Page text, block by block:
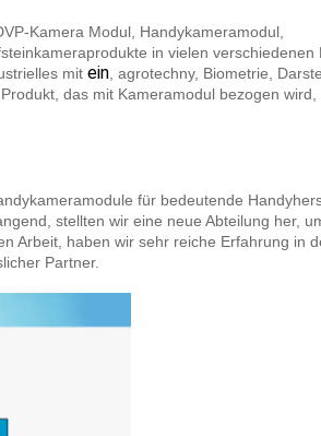
Kamera Modul, Handykameramodul,
in vielen verschiedenen
mit ein , agrotechny, Biometrie,
das mit Kameramodul bezogen wird,
für bedeutende
stellten wir eine neue Abteilung her,
Arbeit, haben wir sehr reiche Erfahrung in
Partner.